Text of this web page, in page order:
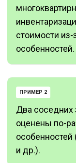
стоимости из-
особенностей.
ПРИМЕР 2
Два соседних
оценены по-
и др.).